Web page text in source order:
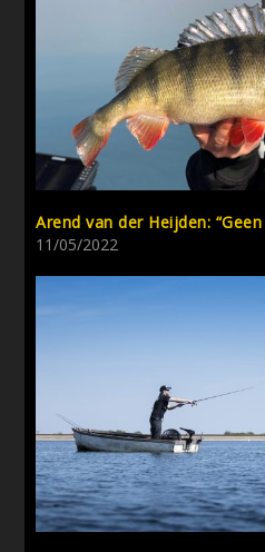
Arend van der Heijden:
11/05/2022